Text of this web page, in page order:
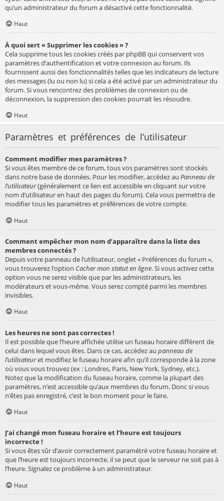
qu’un administrateur du forum a désactivé cette fonctionnalité.
Haut
À quoi sert « Supprimer les cookies » ?
Cela supprime tous les cookies créés par phpBB qui conservent vos
paramètres d’authentification et votre connexion au forum. Ils
fournissent aussi des fonctionnalités telles que les indicateurs de lecture
des messages (lu ou non lu) si cela a été activé par un administrateur du
forum. Si vous rencontrez des problèmes de connexion ou de
déconnexion, la suppression des cookies pourrait les résoudre.
Haut
Paramètres et préférences de l’utilisateur
Comment modifier mes paramètres ?
Si vous êtes membre de ce forum, tous vos paramètres sont stockés
dans notre base de données. Pour les modifier, accédez au Panneau de
l’utilisateur(généralement ce lien est accessible en cliquant sur votre
nom d’utilisateur en haut des pages du forum). Cela vous permettra de
modifier tous les paramètres et préférences de votre compte.
Haut
Comment empêcher mon nom d’apparaître dans la liste des
membres connectés ?
Depuis votre panneau de l’utilisateur, onglet « Préférences du forum »,
vous trouverez l’option Cacher mon statut en ligne. Si vous activez cette
option vous ne serez visible que par les administrateurs, les
modérateurs et vous-même. Vous serez compté parmi les membres
invisibles.
Haut
Les heures ne sont pas correctes !
Il est possible que l’heure affichée utilise un fuseau horaire différent de
celui dans lequel vous êtes. Dans ce cas, accédez au panneau de
l’utilisateuret modifiez le fuseau horaire afin qu’il corresponde à la zone
où vous vous trouvez (ex : Londres, Paris, New York, Sydney, etc.).
Notez que la modification du fuseau horaire, comme la plupart des
paramètres, n’est accessible qu’aux membres du forum. Donc si vous
n’êtes pas enregistré, c’est le bon moment pour le faire.
Haut
J’ai changé mon fuseau horaire et l’heure est toujours
incorrecte !
Si vous êtes sûr d’avoir correctement paramétré votre fuseau horaire et
que l’heure est toujours incorrecte, il se peut que le serveur ne soit pas à
l’heure. Signalez ce problème à un administrateur.
Haut